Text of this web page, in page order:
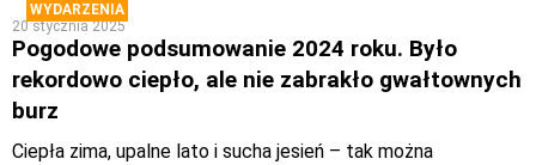
WYDARZENIA
20 stycznia 2025
Pogodowe podsumowanie 2024 roku. Było
rekordowo ciepło, ale nie zabrakło gwałtownych
burz
Ciepła zima, upalne lato i sucha jesień – tak można